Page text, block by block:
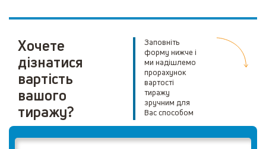
Хочете
дізнатися
вартість
вашого
тиражу?
Заповніть
форму нижче і
ми надішлемо
прорахунок
вартості
тиражу
зручним для
Вас способом